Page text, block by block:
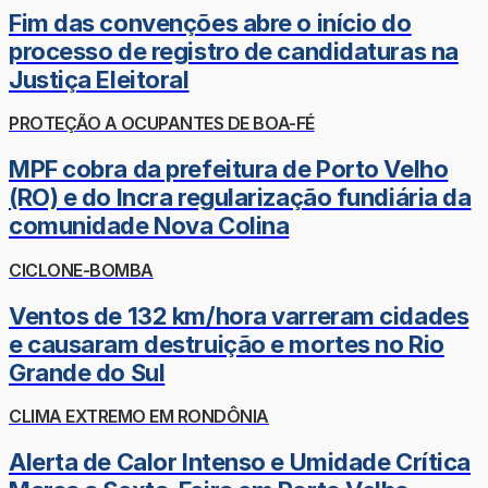
Fim das convenções abre o início do
processo de registro de candidaturas na
Justiça Eleitoral
PROTEÇÃO A OCUPANTES DE BOA-FÉ
MPF cobra da prefeitura de Porto Velho
(RO) e do Incra regularização fundiária da
comunidade Nova Colina
CICLONE-BOMBA
Ventos de 132 km/hora varreram cidades
e causaram destruição e mortes no Rio
Grande do Sul
CLIMA EXTREMO EM RONDÔNIA
Alerta de Calor Intenso e Umidade Crítica